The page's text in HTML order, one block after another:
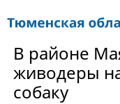
В районе
живодеры
собаку